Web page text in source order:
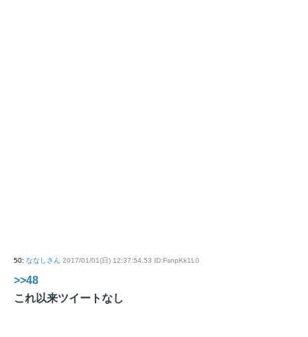
50: ななしさん 2017/01/01(日) 12:37:54.53 ID:FsnpKk1L0
>>48
これ以来ツイートなし